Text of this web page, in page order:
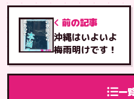
前の記事
​沖縄はいよいよ
梅雨明けです！
一